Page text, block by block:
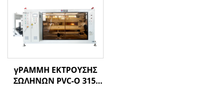
γΡΑΜΜΗ ΕΚΤΡΟΥΣΗΣ
ΣΩΛΗΝΩΝ PVC-O 315-